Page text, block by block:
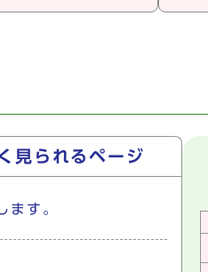
見られるページ
ます。